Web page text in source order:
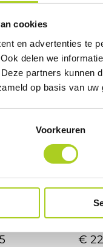
cookies
en advertenties te
delen we
partners kunnen
op basis van
Voorkeuren
t/m
€
€
€